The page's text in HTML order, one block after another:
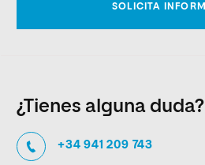
¿Tienes alguna duda?
+34 941 209 743